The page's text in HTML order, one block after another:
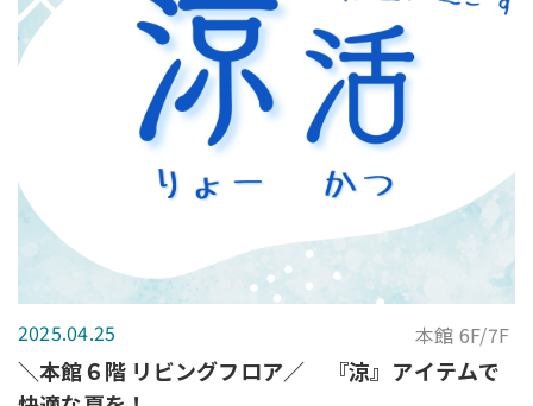
2025.04.25 本館 6F/7F
＼本館６階 リビングフロア／ 『涼』アイテムで